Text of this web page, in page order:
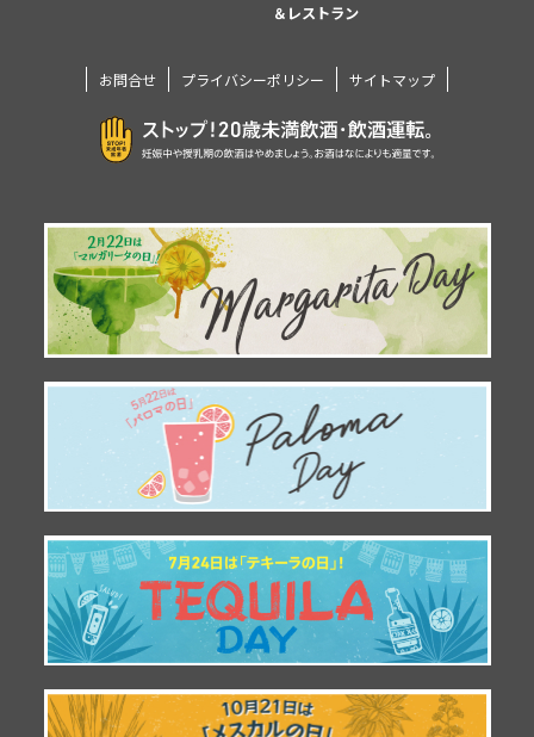
＆レストラン
お問合せ プライバシーポリシー サイトマップ